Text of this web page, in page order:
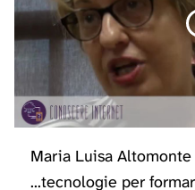
Maria Luisa
...tecnologie per